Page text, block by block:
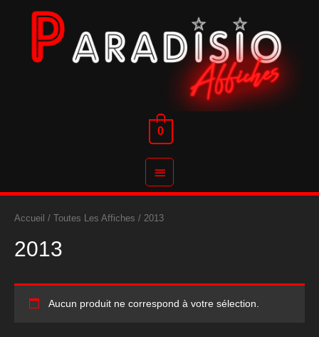
Menu
principal
0
Accueil / Toutes Les Affiches / 2013
2013
Aucun produit ne correspond à votre sélection.